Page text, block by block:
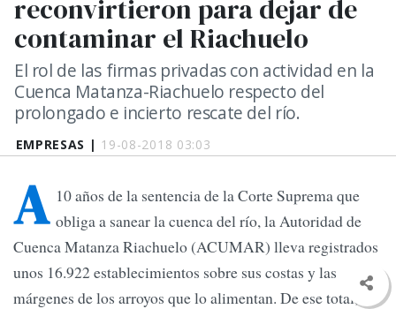
EMPRESAS | 19-08-2018 03:03
reconvirtieron para dejar de
contaminar el Riachuelo
El rol de las firmas privadas con actividad en la
Cuenca Matanza-Riachuelo respecto del
prolongado e incierto rescate del río.
A 10 años de la sentencia de la Corte Suprema que
obliga a sanear la cuenca del río, la Autoridad de
Cuenca Matanza Riachuelo (ACUMAR) lleva registrados
unos 16.922 establecimientos sobre sus costas y las
márgenes de los arroyos que lo alimentan. De ese total,